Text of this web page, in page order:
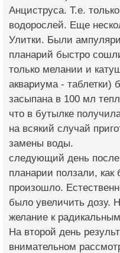
Анциструса. Т.е.
водорослей. Еще
Улитки. Были
планарий быстро
только мелании и
аквариума - таблетки)
засыпана в 100 мл
что в бутылке
на всякий случай
замены воды.
следующий день после
планарии ползали, как
произошло.
было увеличить дозу.
желание к
На второй день
внимательном